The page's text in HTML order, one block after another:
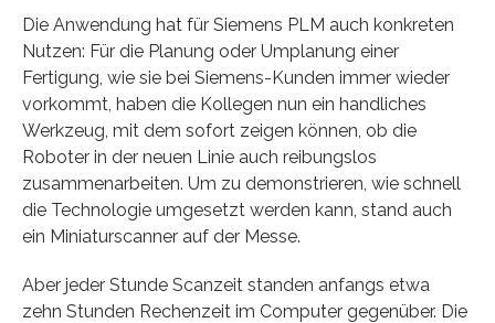
Die Anwendung hat für Siemens PLM auch konkreten
Nutzen: Für die Planung oder Umplanung einer
Fertigung, wie sie bei Siemens-Kunden immer wieder
vorkommt, haben die Kollegen nun ein handliches
Werkzeug, mit dem sofort zeigen können, ob die
Roboter in der neuen Linie auch reibungslos
zusammenarbeiten. Um zu demonstrieren, wie schnell
die Technologie umgesetzt werden kann, stand auch
ein Miniaturscanner auf der Messe.
Aber jeder Stunde Scanzeit standen anfangs etwa
zehn Stunden Rechenzeit im Computer gegenüber. Die